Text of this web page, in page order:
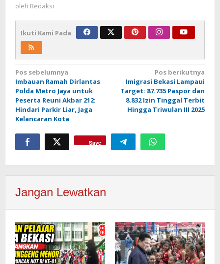
oleh Redaksi
Ikuti Kami Pada
Navigasi
pos
Pos sebelumnya
Imbauan Ramah Dirlantas
Polda Metro Jaya untuk
Peserta Reuni Akbar 212:
Hindari Parkir Liar, Jaga
Kelancaran Kota
Pos berikutnya
Imigrasi Bekasi Lampaui
Target: 87.735 Paspor dan
8.832 Izin Tinggal Terbit
Hingga Triwulan III 2025
Save
Jangan Lewatkan